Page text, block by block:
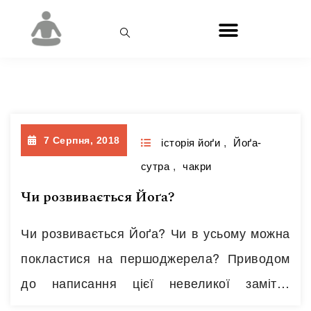
7 Серпня, 2018 історія йоґи ,
Йоґа-
сутра , чакри
Чи розвивається Йоґа?
Чи розвивається Йоґа? Чи в усьому можна
покластися на першоджерела? Приводом
до написання цієї невеликої замітки